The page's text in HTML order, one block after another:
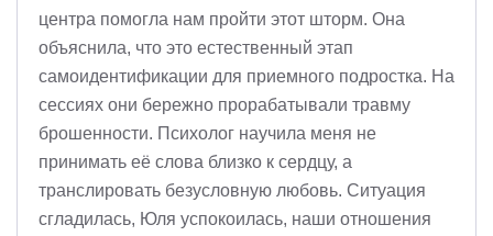
центра помогла нам пройти этот шторм. Она
объяснила, что это естественный этап
самоидентификации для приемного подростка. На
сессиях они бережно прорабатывали травму
брошенности. Психолог научила меня не
принимать её слова близко к сердцу, а
транслировать безусловную любовь. Ситуация
сгладилась, Юля успокоилась, наши отношения